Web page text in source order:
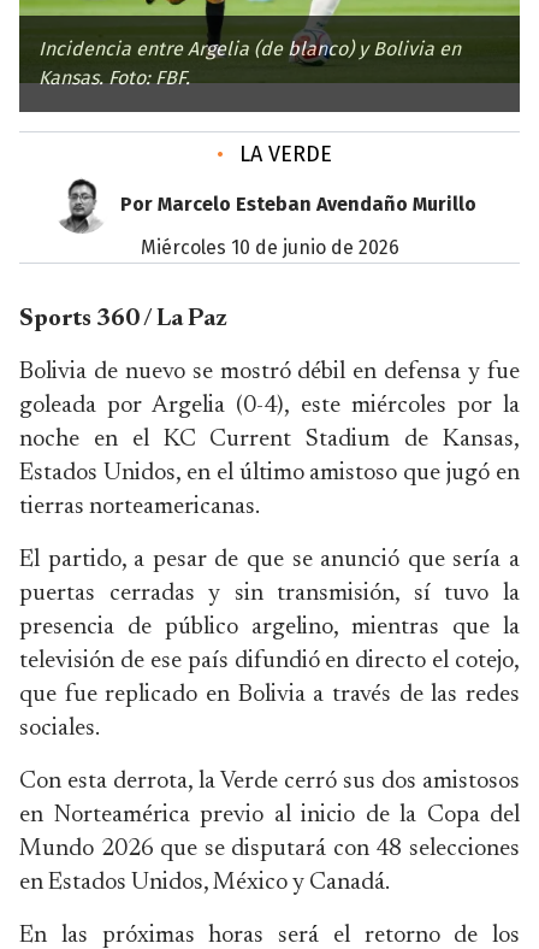
Incidencia entre Argelia (de blanco) y Bolivia en
Kansas. Foto: FBF.
• LA VERDE
Por Marcelo Esteban Avendaño Murillo
miércoles 10 de junio de 2026
Sports 360 / La Paz
Bolivia de nuevo se mostró débil en defensa y fue
goleada por Argelia (0-4), este miércoles por la
noche en el KC Current Stadium de Kansas,
Estados Unidos, en el último amistoso que jugó en
tierras norteamericanas.
El partido, a pesar de que se anunció que sería a
puertas cerradas y sin transmisión, sí tuvo la
presencia de público argelino, mientras que la
televisión de ese país difundió en directo el cotejo,
que fue replicado en Bolivia a través de las redes
sociales.
Con esta derrota, la Verde cerró sus dos amistosos
en Norteamérica previo al inicio de la Copa del
Mundo 2026 que se disputará con 48 selecciones
en Estados Unidos, México y Canadá.
En las próximas horas será el retorno de los